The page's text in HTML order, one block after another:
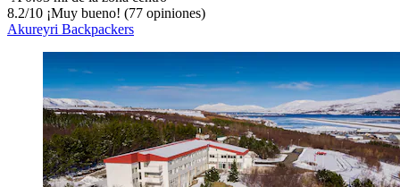
8.2/10 ¡Muy bueno! (77 opiniones)
Akureyri Backpackers